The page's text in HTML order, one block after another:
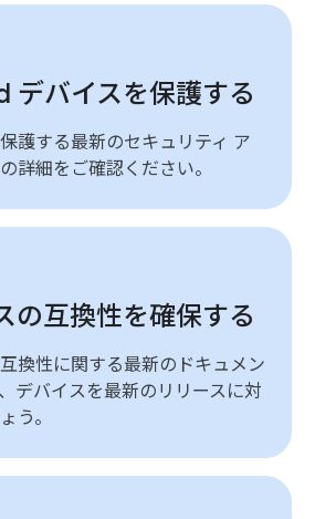
デバイスを保護する
護する最新のセキュリティ ア
詳細をご確認ください。
の互換性を確保する
換性に関する最新のドキュメン
デバイスを最新のリリースに対
う。